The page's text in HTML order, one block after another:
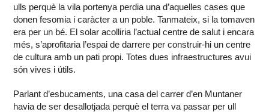
ulls perquè la vila portenya perdia una d’aquelles cases que
donen fesomia i caràcter a un poble. Tanmateix, si la tomaven
era per un bé. El solar acolliria l’actual centre de salut i encara
més, s’aprofitaria l’espai de darrere per construir-hi un centre
de cultura amb un pati propi. Totes dues infraestructures avui
són vives i útils.
Parlant d’esbucaments, una casa del carrer d’en Muntaner
havia de ser desallotjada perquè el terra va passar per ull